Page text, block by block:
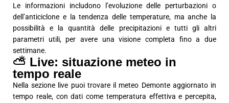
Le informazioni includono l’evoluzione delle perturbazioni o
dell’anticiclone e la tendenza delle temperature, ma anche la
possibilità e la quantità delle precipitazioni e tutti gli altri
parametri utili, per avere una visione completa fino a due
settimane.
⛅ Live: situazione meteo in
tempo reale
Nella sezione live puoi trovare il meteo Demonte aggiornato in
tempo reale, con dati come temperatura effettiva e percepita,